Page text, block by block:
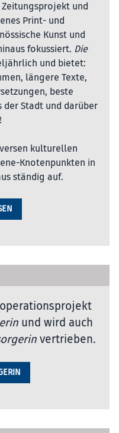
und
Print- und
Kunst und
fokussiert. Die
und bietet:
längere Texte,
beste
der Stadt und darüber
kulturellen
Knotenpunkten in
ständig auf.
und wird auch
vertrieben.